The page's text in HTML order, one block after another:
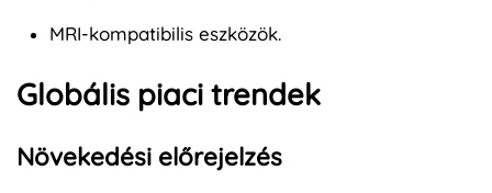
MRI-kompatibilis eszközök.
Globális piaci trendek
Növekedési előrejelzés